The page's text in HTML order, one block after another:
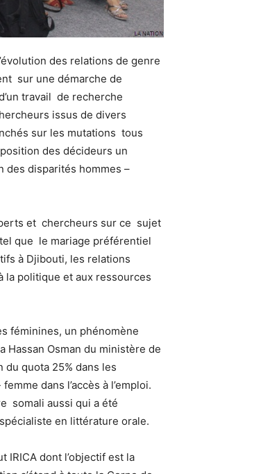
des relations de genre
sur une démarche de
travail de recherche
issus de divers
sur les mutations tous
des décideurs un
des disparités hommes –
et chercheurs sur ce sujet
que le mariage préférentiel
à Djibouti, les relations
la politique et aux ressources
féminines, un phénomène
Hassan Osman du ministère de
quota 25% dans les
dans l’accès à l’emploi.
somali aussi qui a été
en littérature orale.
IRICA dont l’objectif est la